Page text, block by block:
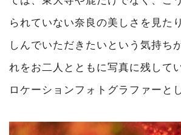
られていない奈良の美しさを見た
しんでいただきたいという気持ち
れをお二人とともに写真に残して
ロケーションフォトグラファーと